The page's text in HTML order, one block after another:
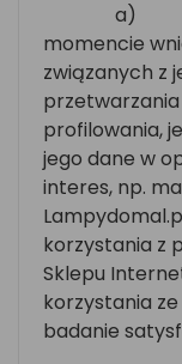
a)
momencie
związanych z
profilowania,
jego dane w
interes, np.
korzystania z
Sklepu
korzystania
badanie